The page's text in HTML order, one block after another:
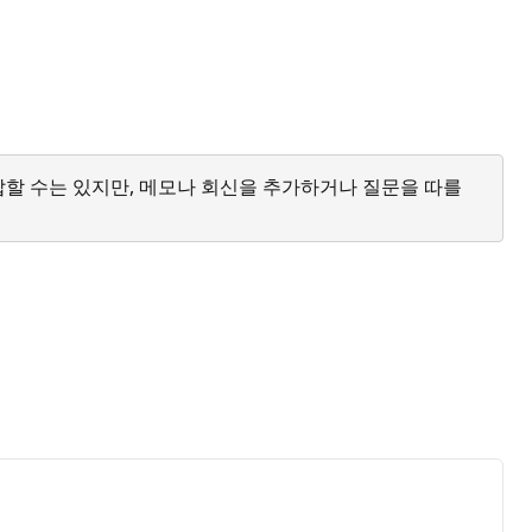
수는 있지만, 메모나 회신을 추가하거나 질문을 따를